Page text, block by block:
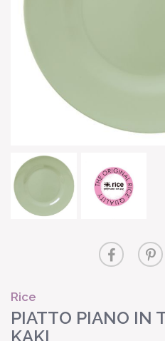
Rice
PIATTO PIANO IN
KAKI